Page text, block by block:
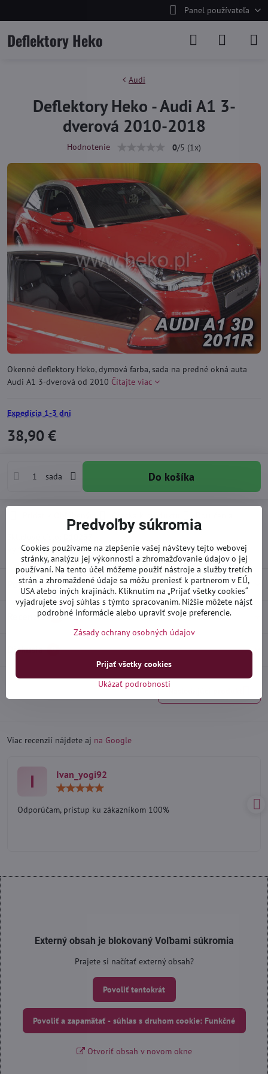
Panel používateľa
Deflektory Heko
Audi
Deflektory Heko - Audi A1 3-
dverová 2010-2018
Hodnotenie 0/5 (1 x)
Okenné deflektory Heko, dymová farba, sada na predné okná auta
Audi A1 3-dverová od 2010 Čítajte viac
Expedícia 1-3 dni
38,90 €
sada Do košíka
Výrobca:Heko
Popis
Recenzie 0
Diskusia 0
Viac recenzií nájdete aj na Google
I Ivan_yogi92
5
Odporúčam, prístup ku zákazníkom 100%
Externý obsah je blokovaný Voľbami súkromia
Prajete si načítať externý obsah?
Povoliť tentokrát
Povoliť a zapamätať - súhlas s druhom cookie: Funkčné
Otvoriť obsah v novom okne
Predvoľby súkromia
Cookies používame na zlepšenie vašej návštevy tejto webovej
stránky, analýzu jej výkonnosti a zhromažďovanie údajov o jej
používaní. Na tento účel môžeme použiť nástroje a služby tretích
strán a zhromaždené údaje sa môžu preniesť k partnerom v EÚ,
USA alebo iných krajinách. Kliknutím na „Prijať všetky cookies“
vyjadrujete svoj súhlas s týmto spracovaním. Nižšie môžete nájsť
podrobné informácie alebo upraviť svoje preferencie.
Zásady ochrany osobných údajov
Ukázať podrobnosti
Prijať všetky cookies